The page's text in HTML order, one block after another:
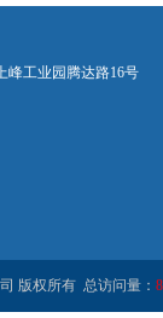
峰工业园腾达路16号
版权所有 总访问量：